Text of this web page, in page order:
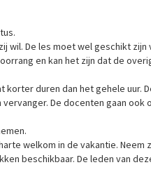
wil. De les moet wel geschikt
en kan het zijn dat de
korter duren dan het gehele uur.
De docenten gaan
welkom in de vakantie. Neem
beschikbaar. De leden van